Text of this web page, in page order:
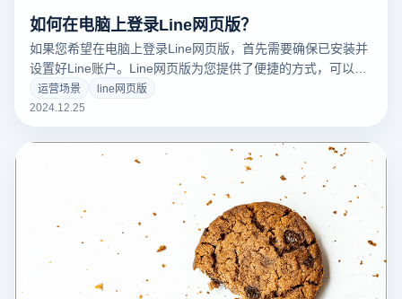
如何在电脑上登录Line网页版？
如果您希望在电脑上登录Line网页版，首先需要确保已安装并
设置好Line账户。Line网页版为您提供了便捷的方式，可以直
接通过浏览器与朋友聊天，管理消息，而无需依赖手机。以下
是通过云登指纹浏览器登录Line网页版的简易步骤：
运营场景
line网页版
2024.12.25